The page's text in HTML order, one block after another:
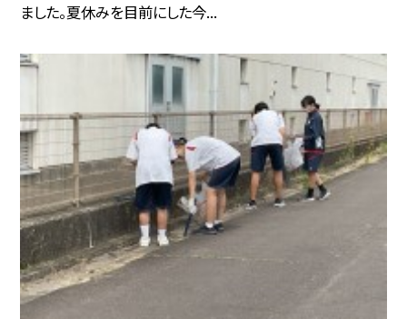
ました。夏休みを目前にした今...